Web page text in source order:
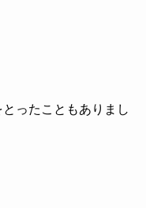
ったこともありまし